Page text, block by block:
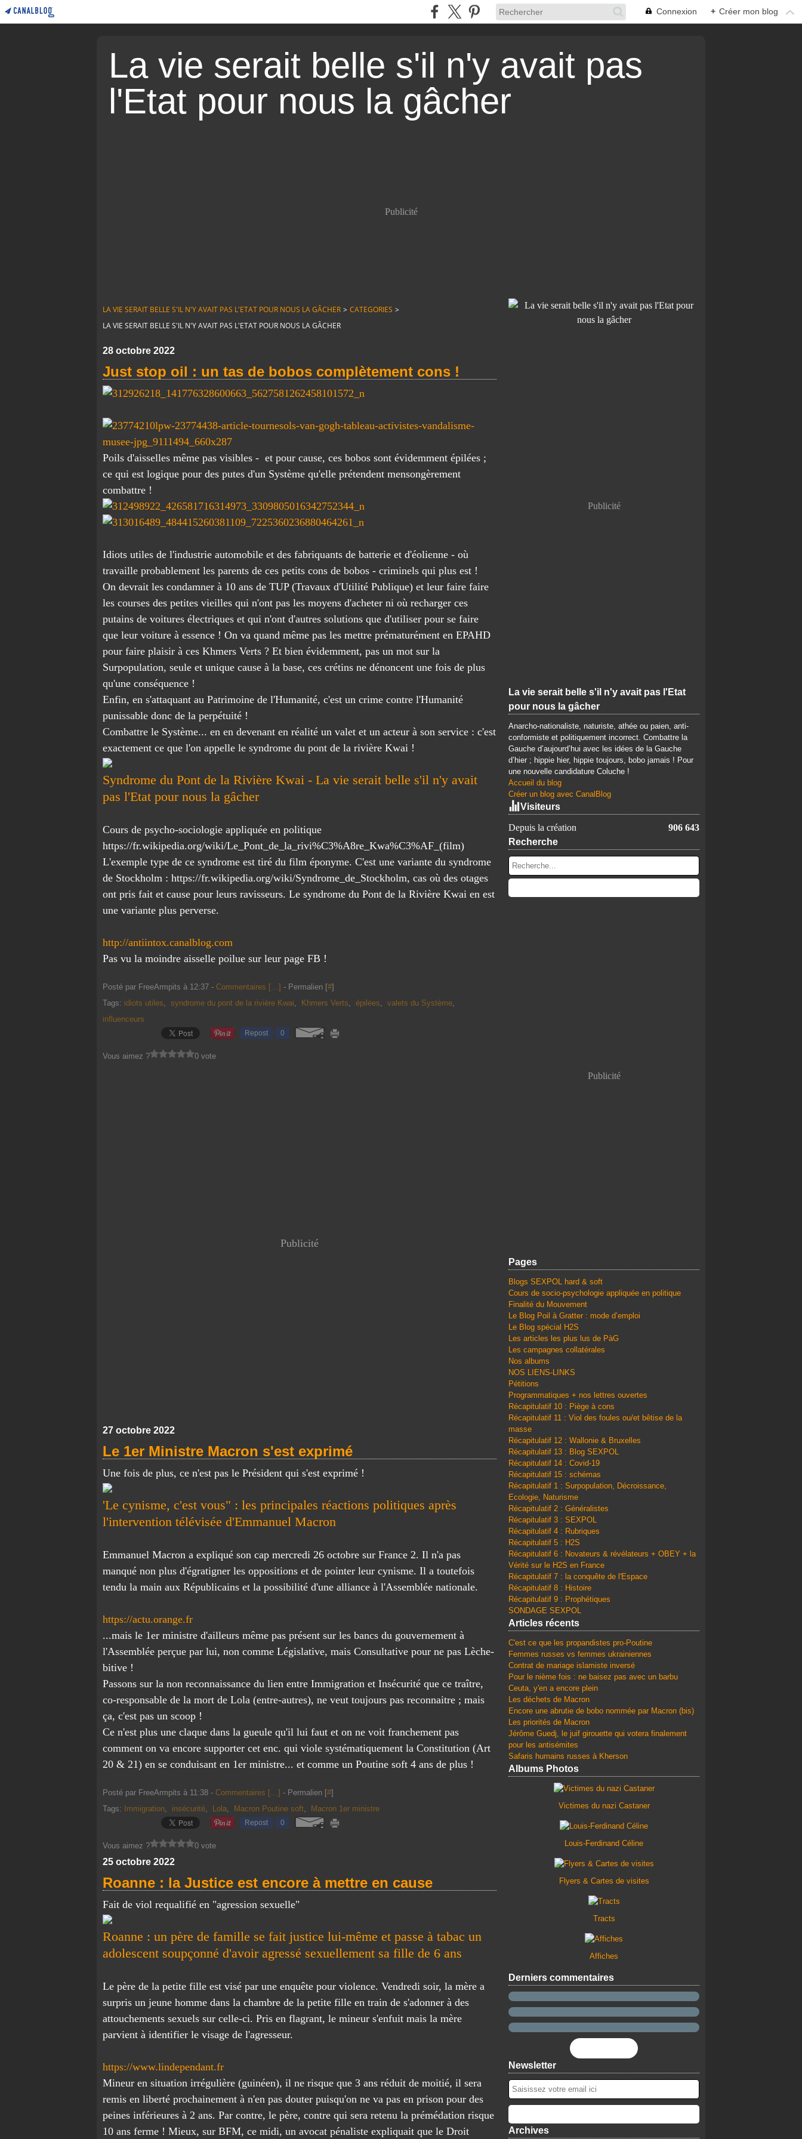
Connexion + Créer mon blog
La vie serait belle s'il n'y avait pas
l'Etat pour nous la gâcher
Publicité
LA VIE SERAIT BELLE S'IL N'Y AVAIT PAS L'ETAT POUR NOUS LA GÂCHER > CATEGORIES >
LA VIE SERAIT BELLE S'IL N'Y AVAIT PAS L'ETAT POUR NOUS LA GÂCHER
28 octobre 2022
Just stop oil : un tas de bobos complètement cons !
Poils d'aisselles même pas visibles - et pour cause, ces bobos sont évidemment épilées ;
ce qui est logique pour des putes d'un Système qu'elle prétendent mensongèrement
combattre !
Idiots utiles de l'industrie automobile et des fabriquants de batterie et d'éolienne - où
travaille probablement les parents de ces petits cons de bobos - criminels qui plus est !
On devrait les condamner à 10 ans de TUP (Travaux d'Utilité Publique) et leur faire faire
les courses des petites vieilles qui n'ont pas les moyens d'acheter ni où recharger ces
putains de voitures électriques et qui n'ont d'autres solutions que d'utiliser pour se faire
que leur voiture à essence ! On va quand même pas les mettre prématurément en EPAHD
pour faire plaisir à ces Khmers Verts ? Et bien évidemment, pas un mot sur la
Surpopulation, seule et unique cause à la base, ces crétins ne dénoncent une fois de plus
qu'une conséquence !
Enfin, en s'attaquant au Patrimoine de l'Humanité, c'est un crime contre l'Humanité
punissable donc de la perpétuité !
Combattre le Système... en en devenant en réalité un valet et un acteur à son service : c'est
exactement ce que l'on appelle le syndrome du pont de la rivière Kwai !
Syndrome du Pont de la Rivière Kwai - La vie serait belle s'il n'y avait
pas l'Etat pour nous la gâcher
Cours de psycho-sociologie appliquée en politique
https://fr.wikipedia.org/wiki/Le_Pont_de_la_rivi%C3%A8re_Kwa%C3%AF_(film)
L'exemple type de ce syndrome est tiré du film éponyme. C'est une variante du syndrome
de Stockholm : https://fr.wikipedia.org/wiki/Syndrome_de_Stockholm, cas où des otages
ont pris fait et cause pour leurs ravisseurs. Le syndrome du Pont de la Rivière Kwai en est
une variante plus perverse.
http://antiintox.canalblog.com
Pas vu la moindre aisselle poilue sur leur page FB !
Posté par FreeArmpits à 12:37 - Commentaires […] - Permalien [#]
Tags: idiots utiles, syndrome du pont de la rivière Kwai, Khmers Verts, épilées, valets du Système,
influenceurs
Repost 0
Vous aimez ? 0 vote
Publicité
27 octobre 2022
Le 1er Ministre Macron s'est exprimé
Une fois de plus, ce n'est pas le Président qui s'est exprimé !
'Le cynisme, c'est vous" : les principales réactions politiques après
l'intervention télévisée d'Emmanuel Macron
Emmanuel Macron a expliqué son cap mercredi 26 octobre sur France 2. Il n'a pas
manqué non plus d'égratigner les oppositions et de pointer leur cynisme. Il a toutefois
tendu la main aux Républicains et la possibilité d'une alliance à l'Assemblée nationale.
https://actu.orange.fr
...mais le 1er ministre d'ailleurs même pas présent sur les bancs du gouvernement à
l'Assemblée perçue par lui, non comme Législative, mais Consultative pour ne pas Lèche-
bitive !
Passons sur la non reconnaissance du lien entre Immigration et Insécurité que ce traître,
co-responsable de la mort de Lola (entre-autres), ne veut toujours pas reconnaitre ; mais
ça, c'est pas un scoop !
Ce n'est plus une claque dans la gueule qu'il lui faut et on ne voit franchement pas
comment on va encore supporter cet enc. qui viole systématiquement la Constitution (Art
20 & 21) en se conduisant en 1er ministre... et comme un Poutine soft 4 ans de plus !
Posté par FreeArmpits à 11:38 - Commentaires […] - Permalien [#]
Tags:
Immigration, insécurité, Lola, Macron Poutine soft, Macron 1er ministre
Repost 0
Vous aimez ? 0 vote
25 octobre 2022
Roanne : la Justice est encore à mettre en cause
Fait de viol requalifié en "agression sexuelle"
Roanne : un père de famille se fait justice lui-même et passe à tabac un
adolescent soupçonné d'avoir agressé sexuellement sa fille de 6 ans
Le père de la petite fille est visé par une enquête pour violence. Vendredi soir, la mère a
surpris un jeune homme dans la chambre de la petite fille en train de s'adonner à des
attouchements sexuels sur celle-ci. Pris en flagrant, le mineur s'enfuit mais la mère
parvient à identifier le visage de l'agresseur.
https://www.lindependant.fr
Mineur en situation irrégulière (guinéen), il ne risque que 3 ans réduit de moitié, il sera
remis en liberté prochainement à n'en pas douter puisqu'on ne va pas en prison pour des
peines inférieures à 2 ans. Par contre, le père, contre qui sera retenu la prémédation risque
10 ans ferme ! Mieux, sur BFM, ce midi, un avocat pénaliste expliquait que le Droit
Publicité
La vie serait belle s'il n'y avait pas l'Etat
pour nous la gâcher
Anarcho-nationaliste, naturiste, athée ou paien, anti-
conformiste et politiquement incorrect. Combattre la
Gauche d’aujourd’hui avec les idées de la Gauche
d’hier ; hippie hier, hippie toujours, bobo jamais ! Pour
une nouvelle candidature Coluche !
Accueil du blog
Créer un blog avec CanalBlog
Visiteurs
Depuis la création
906 643
Recherche
Publicité
Pages
Blogs SEXPOL hard & soft
Cours de socio-psychologie appliquée en politique
Finalité du Mouvement
Le Blog Poil à Gratter : mode d’emploi
Le Blog spécial H2S
Les articles les plus lus de PàG
Les campagnes collatérales
Nos albums
NOS LIENS-LINKS
Pétitions
Programmatiques + nos lettres ouvertes
Récapitulatif 10 : Piège à cons
Récapitulatif 11 : Viol des foules ou/et bêtise de la
masse
Récapitulatif 12 : Wallonie & Bruxelles
Récapitulatif 13 : Blog SEXPOL
Récapitulatif 14 : Covid-19
Récapitulatif 15 : schémas
Récapitulatif 1 : Surpopulation, Décroissance,
Ecologie, Naturisme
Récapitulatif 2 : Généralistes
Récapitulatif 3 : SEXPOL
Récapitulatif 4 : Rubriques
Récapitulatif 5 : H2S
Récapitulatif 6 : Novateurs & révélateurs + OBEY + la
Vérité sur le H2S en France
Récapitulatif 7 : la conquête de l'Espace
Récapitulatif 8 : Histoire
Récapitulatif 9 : Prophétiques
SONDAGE SEXPOL
Articles récents
C'est ce que les propandistes pro-Poutine
Femmes russes vs femmes ukrainiennes
Contrat de mariage islamiste inversé
Pour le nième fois : ne baisez pas avec un barbu
Ceuta, y'en a encore plein
Les déchets de Macron
Encore une abrutie de bobo nommée par Macron (bis)
Les priorités de Macron
Jérôme Guedj, le juif girouette qui votera finalement
pour les antisémites
Safaris humains russes à Kherson
Albums Photos
Victimes du nazi Castaner
Louis-Ferdinand Céline
Flyers & Cartes de visites
Tracts
Affiches
Derniers commentaires
Newsletter
Archives